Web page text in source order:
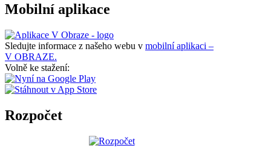
Mobilní aplikace
Sledujte informace z našeho webu v mobilní aplikaci –
V OBRAZE.
Volně ke stažení:
Rozpočet